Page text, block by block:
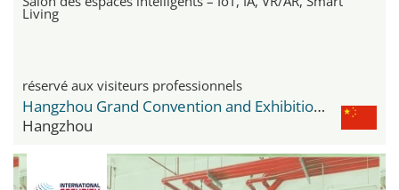
Living
réservé aux visiteurs professionnels
Hangzhou Grand Convention and Exhibition Center
Hangzhou